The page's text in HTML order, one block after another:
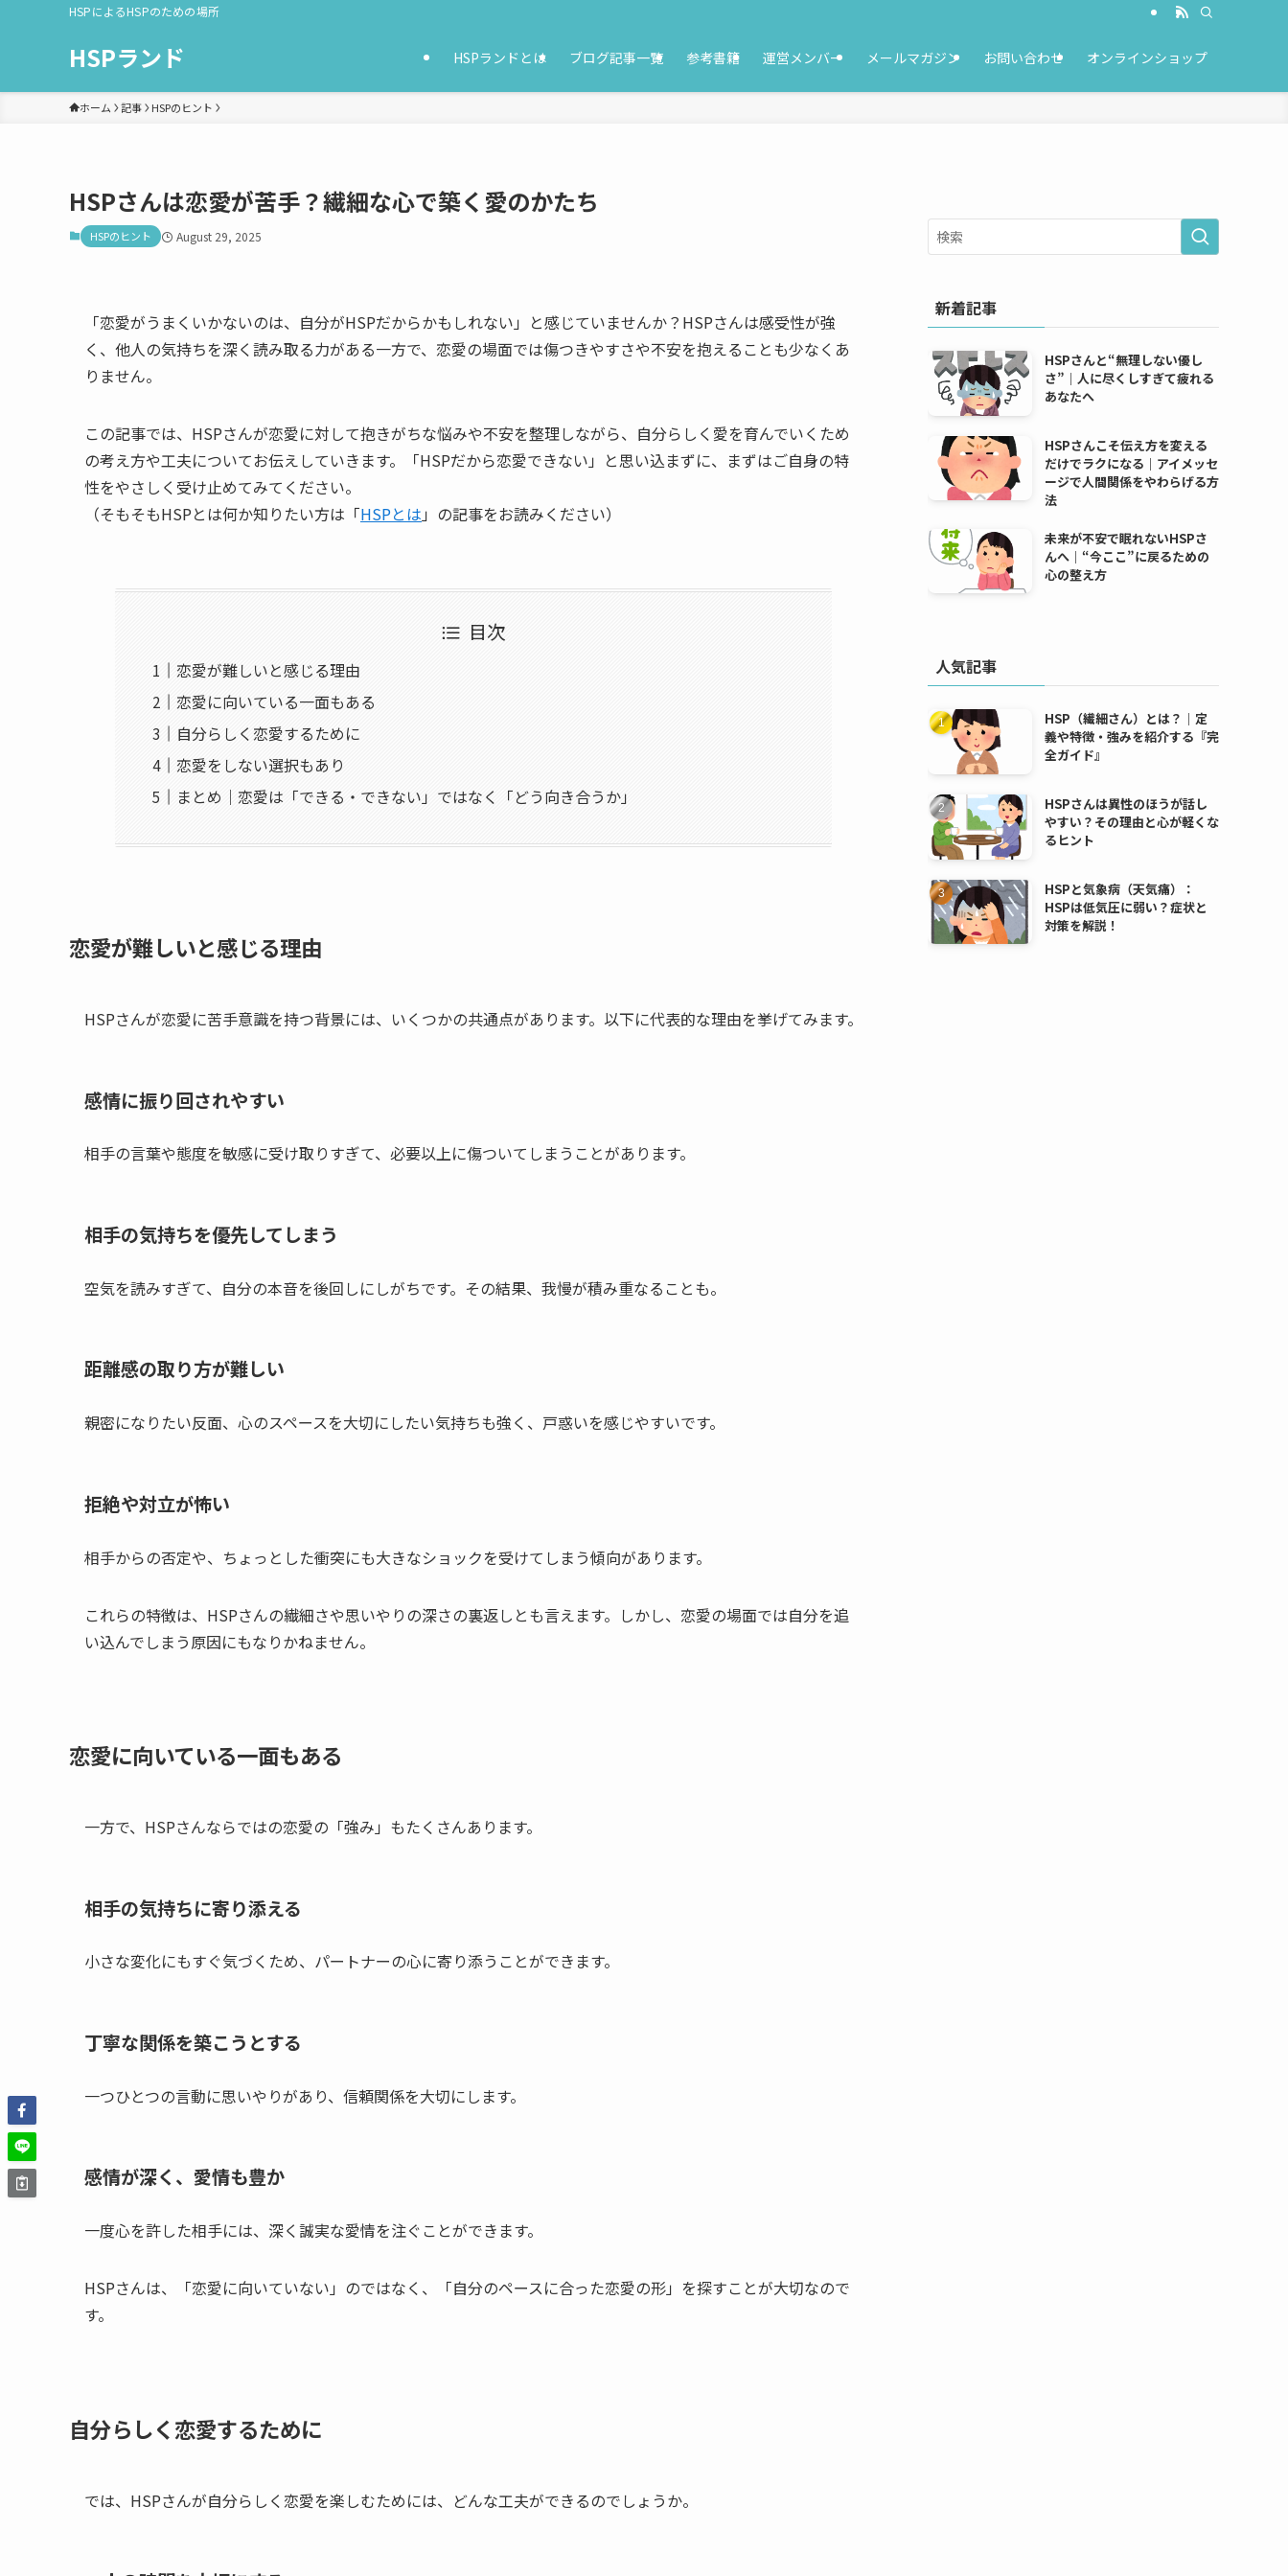
HSPによるHSPのための場所
HSPランド HSPランドとは ブログ記事一覧 参考書籍 運営メンバー メールマガジン お問い合わせ オンラインショップ
ホーム 記事 HSPのヒント
HSPさんは恋愛が苦手？繊細な心で築く愛のかたち
HSPのヒント August 29, 2025
「恋愛がうまくいかないのは、自分がHSPだからかもしれない」と感じていませんか？HSPさんは感受性が強
く、他人の気持ちを深く読み取る力がある一方で、恋愛の場面では傷つきやすさや不安を抱えることも少なくあ
りません。
この記事では、HSPさんが恋愛に対して抱きがちな悩みや不安を整理しながら、自分らしく愛を育んでいくため
の考え方や工夫についてお伝えしていきます。「HSPだから恋愛できない」と思い込まずに、まずはご自身の特
性をやさしく受け止めてみてください。
（そもそもHSPとは何か知りたい方は「HSPとは 」の記事をお読みください）
目次
恋愛が難しいと感じる理由
恋愛に向いている一面もある
自分らしく恋愛するために
恋愛をしない選択もあり
まとめ｜恋愛は「できる・できない」ではなく「どう向き合うか」
恋愛が難しいと感じる理由
HSPさんが恋愛に苦手意識を持つ背景には、いくつかの共通点があります。以下に代表的な理由を挙げてみます。
感情に振り回されやすい
相手の言葉や態度を敏感に受け取りすぎて、必要以上に傷ついてしまうことがあります。
相手の気持ちを優先してしまう
空気を読みすぎて、自分の本音を後回しにしがちです。その結果、我慢が積み重なることも。
距離感の取り方が難しい
親密になりたい反面、心のスペースを大切にしたい気持ちも強く、戸惑いを感じやすいです。
拒絶や対立が怖い
相手からの否定や、ちょっとした衝突にも大きなショックを受けてしまう傾向があります。
これらの特徴は、HSPさんの繊細さや思いやりの深さの裏返しとも言えます。しかし、恋愛の場面では自分を追
い込んでしまう原因にもなりかねません。
恋愛に向いている一面もある
一方で、HSPさんならではの恋愛の「強み」もたくさんあります。
相手の気持ちに寄り添える
小さな変化にもすぐ気づくため、パートナーの心に寄り添うことができます。
丁寧な関係を築こうとする
一つひとつの言動に思いやりがあり、信頼関係を大切にします。
感情が深く、愛情も豊か
一度心を許した相手には、深く誠実な愛情を注ぐことができます。
HSPさんは、「恋愛に向いていない」のではなく、「自分のペースに合った恋愛の形」を探すことが大切なので
す。
自分らしく恋愛するために
では、HSPさんが自分らしく恋愛を楽しむためには、どんな工夫ができるのでしょうか。
新着記事
HSPさんと“無理しない優し
さ”｜人に尽くしすぎて疲れる
あなたへ
HSPさんこそ伝え方を変える
だけでラクになる｜アイメッセ
ージで人間関係をやわらげる方
法
未来が不安で眠れないHSPさ
んへ｜“今ここ”に戻るための
心の整え方
人気記事
HSP（繊細さん）とは？｜定
義や特徴・強みを紹介する『完
全ガイド』
HSPさんは異性のほうが話し
やすい？その理由と心が軽くな
るヒント
HSPと気象病（天気痛）：
HSPは低気圧に弱い？症状と
対策を解説！